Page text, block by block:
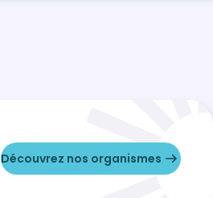
Découvrez nos organismes